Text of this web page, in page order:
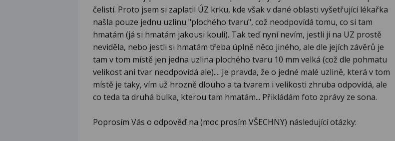
čelistí. Proto jsem si zaplatil ÚZ krku, kde však v dané oblasti vyšetřující lékařka
našla pouze jednu uzlinu "plochého tvaru", což neodpovídá tomu, co si tam
hmatám (já si hmatám jakousi kouli). Tak teď nyní nevím, jestli ji na UZ prostě
neviděla, nebo jestli si hmatám třeba úplně něco jiného, ale dle jejích závěrů je
tam v tom místě jen jedna uzlina plochého tvaru 10 mm velká (což dle pohmatu
velikost ani tvar neodpovídá ale).... Je pravda, že o jedné malé uzlině, která v tom
místě je taky, vím už hrozně dlouho a ta tvarem i velikosti zhruba odpovídá, ale
co teda ta druhá bulka, kterou tam hmatám... Přikládám foto zprávy ze sona.
Poprosím Vás o odpověď na (moc prosím VŠECHNY) následující otázky: